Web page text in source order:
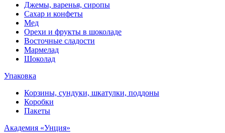
Джемы, варенья, сиропы
Сахар и конфеты
Мед
Орехи и фрукты в шоколаде
Восточные сладости
Мармелад
Шоколад
Упаковка
Корзины, сундуки, шкатулки, поддоны
Коробки
Пакеты
Академия «Унция»